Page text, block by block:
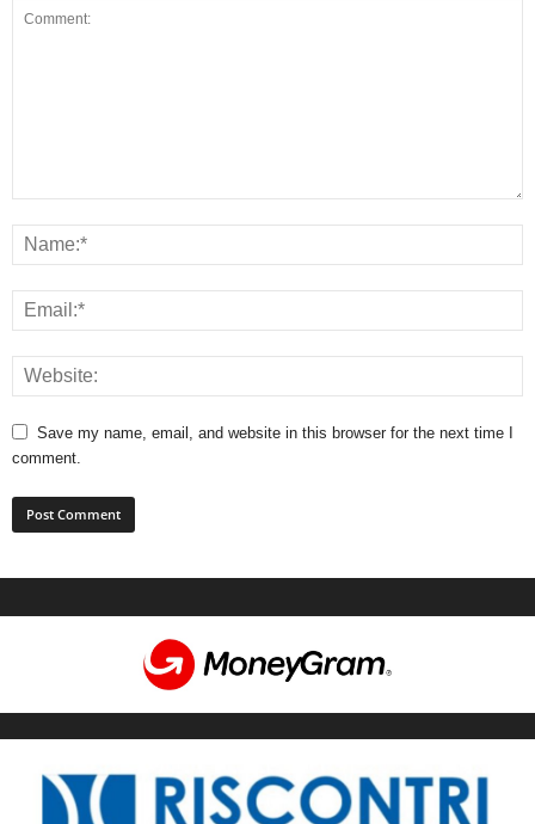
Save my name, email, and website in this browser for the next time I
comment.